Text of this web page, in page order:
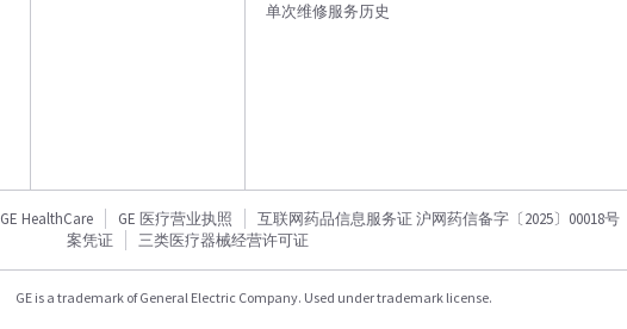
单次维修服务历史
GE HealthCare GE 医疗营业执照 互联网药品信息服务证 沪网药信备字〔2025〕00018号
案凭证
三类医疗器械经营许可证
GE is a trademark of General Electric Company. Used under trademark license.